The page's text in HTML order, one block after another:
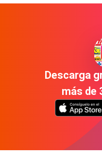
Descarga
más de